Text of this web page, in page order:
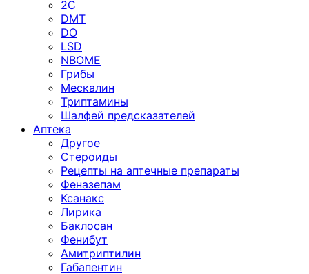
2C
DMT
DO
LSD
NBOME
Грибы
Мескалин
Триптамины
Шалфей предсказателей
Аптека
Другое
Стероиды
Рецепты на аптечные препараты
Феназепам
Ксанакс
Лирика
Баклосан
Фенибут
Амитриптилин
Габапентин